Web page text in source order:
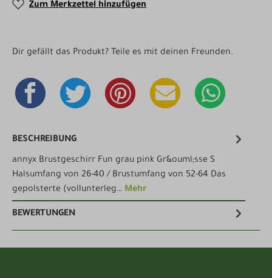
Zum Merkzettel hinzufügen
Dir gefällt das Produkt? Teile es mit deinen Freunden.
BESCHREIBUNG
annyx Brustgeschirr Fun grau pink Gr&ouml;sse S
Halsumfang von 26-40 / Brustumfang von 52-64 Das
gepolsterte (vollunterleg… Mehr
BEWERTUNGEN